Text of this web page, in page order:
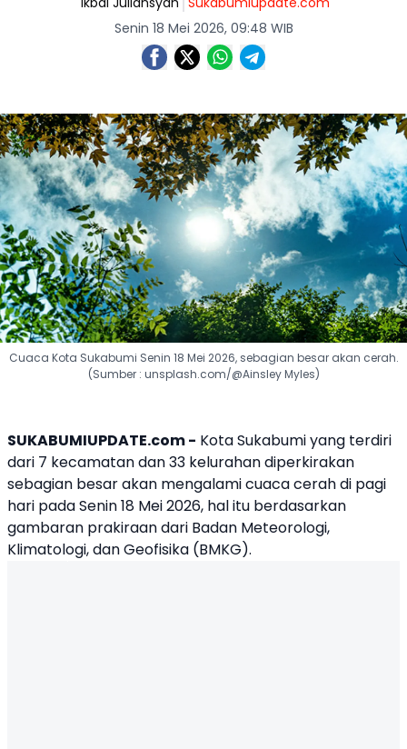
Senin 18 Mei 2026, 09:48 WIB
Cuaca Kota Sukabumi Senin 18 Mei 2026, sebagian besar akan cerah.
(Sumber : unsplash.com/@Ainsley Myles)
SUKABUMIUPDATE.com - Kota Sukabumi yang terdiri
dari 7 kecamatan dan 33 kelurahan diperkirakan
sebagian besar akan mengalami cuaca cerah di pagi
hari pada Senin 18 Mei 2026, hal itu berdasarkan
gambaran prakiraan dari Badan Meteorologi,
Klimatologi, dan Geofisika (BMKG).